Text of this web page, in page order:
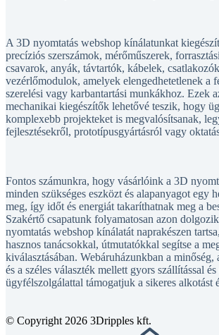
A 3D nyomtatás webshop kínálatunkat
precíziós szerszámok, mérőműszerek,
csavarok, anyák, távtartók, kábelek,
vezérlőmodulok, amelyek elengedhetetlenek a
szerelési vagy karbantartási munkákhoz. Ezek
mechanikai kiegészítők lehetővé teszik, hogy
komplexebb projekteket is megvalósítsanak,
fejlesztésekről, prototípusgyártásról vagy
Fontos számunkra, hogy vásárlóink a 3D
minden szükséges eszközt és alapanyagot egy
meg, így időt és energiát takaríthatnak meg a
Szakértő csapatunk folyamatosan azon
nyomtatás webshop kínálatát naprakészen
hasznos tanácsokkal, útmutatókkal segítse a
kiválasztásában. Webáruházunkban a minőség,
és a széles választék mellett gyors szállítással
ügyfélszolgálattal támogatjuk a sikeres alkotást
© Copyright 2026 3Dripples kft.